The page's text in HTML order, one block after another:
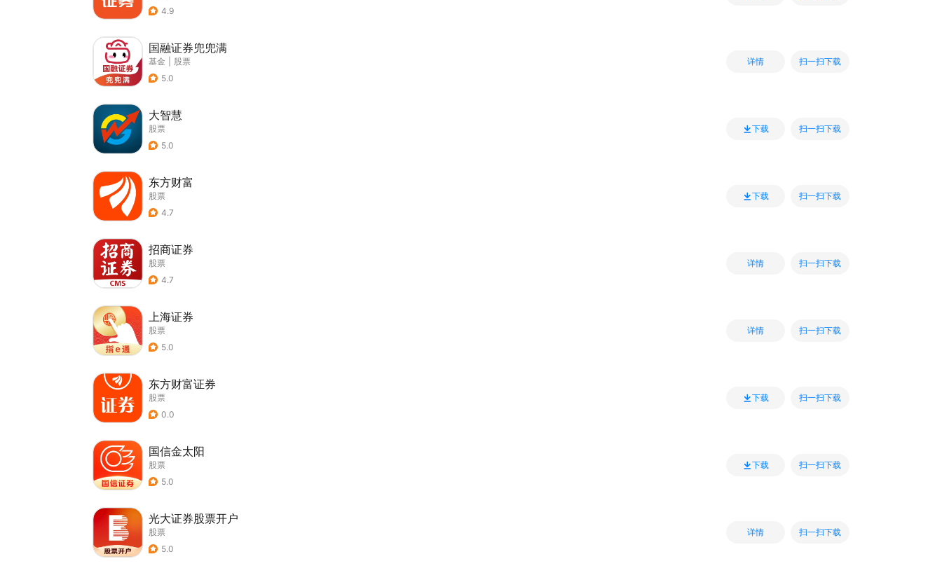
4.9
国融证券兜兜满
基金
股票
5.0
详情 扫一扫下载
大智慧
股票
5.0
下载 扫一扫下载
东方财富
股票
4.7
下载 扫一扫下载
招商证券
股票
4.7
详情 扫一扫下载
上海证券
股票
5.0
详情 扫一扫下载
东方财富证券
股票
0.0
下载 扫一扫下载
国信金太阳
股票
5.0
下载 扫一扫下载
光大证券股票开户
股票
5.0
详情 扫一扫下载